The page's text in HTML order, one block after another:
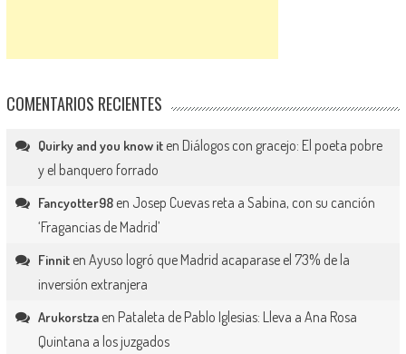
COMENTARIOS RECIENTES
Quirky and you know iten Diálogos con gracejo: El poeta pobre
y el banquero forrado
Fancyotter98en Josep Cuevas reta a Sabina, con su canción
‘Fragancias de Madrid’
Finniten Ayuso logró que Madrid acaparase el 73% de la
inversión extranjera
Arukorstzaen Pataleta de Pablo Iglesias: Lleva a Ana Rosa
Quintana a los juzgados